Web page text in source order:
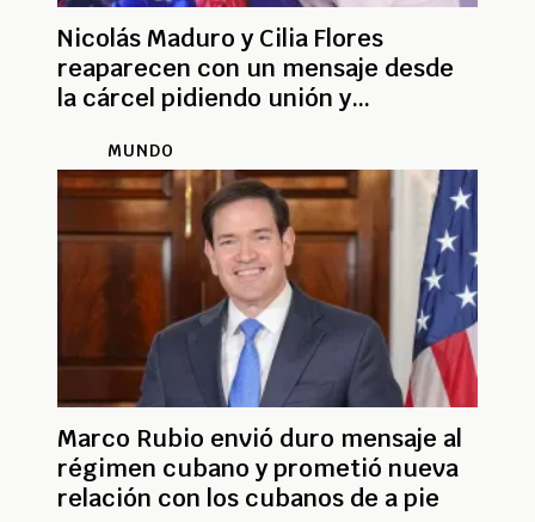
Nicolás Maduro y Cilia Flores
reaparecen con un mensaje desde
la cárcel pidiendo unión y
MUNDO
Marco Rubio envió duro mensaje al
régimen cubano y prometió nueva
relación con los cubanos de a pie